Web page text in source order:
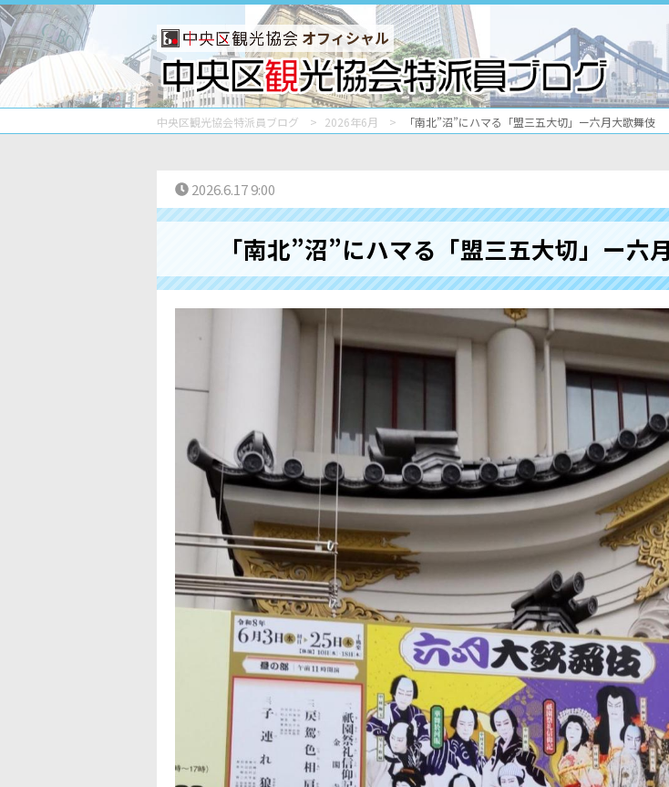
オフィシャル
中央区観光協会特派員ブログ 2026年6月 「南北”沼”にハマる「盟三五大切」ー六月大歌舞伎
2026.6.17 9:00
「南北”沼”にハマる「盟三五大切」ー六